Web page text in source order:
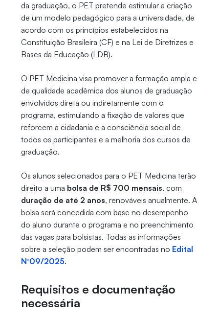
da graduação, o PET pretende estimular a criação
de um modelo pedagógico para a universidade, de
acordo com os princípios estabelecidos na
Constituição Brasileira (CF) e na Lei de Diretrizes e
Bases da Educação (LDB).
O PET Medicina visa promover a formação ampla e
de qualidade acadêmica dos alunos de graduação
envolvidos direta ou indiretamente com o
programa, estimulando a fixação de valores que
reforcem a cidadania e a consciência social de
todos os participantes e a melhoria dos cursos de
graduação.
Os alunos selecionados para o PET Medicina terão
direito a uma bolsa de R$ 700 mensais, com
duração de até 2 anos, renováveis anualmente. A
bolsa será concedida com base no desempenho
do aluno durante o programa e no preenchimento
das vagas para bolsistas. Todas as informações
sobre a seleção podem ser encontradas no Edital
Nº09/2025.
Requisitos e documentação
necessária